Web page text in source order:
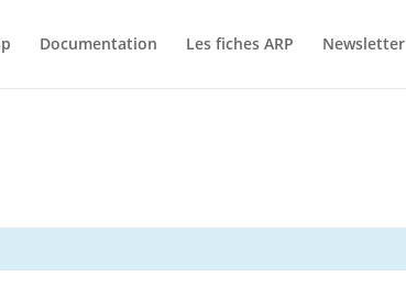
Documentation Les fiches ARP Newsletter